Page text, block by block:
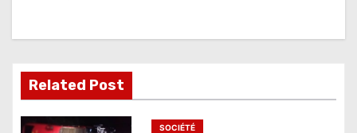
d
e
l
Related Post
SOCIÉTÉ